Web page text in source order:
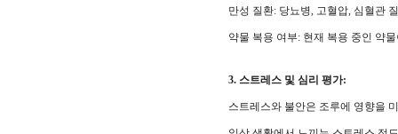
만성 질환: 당뇨병, 고혈압, 심혈관 질
약물 복용 여부: 현재 복용 중인 약물
3. 스트레스 및 심리 평가:
스트레스와 불안은 조루에 영향을 미